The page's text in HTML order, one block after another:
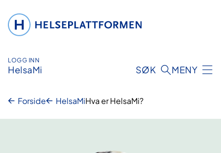
innhold
LOGG INN
HelsaMi SØK MENY
Forside HelsaMiHva er HelsaMi?